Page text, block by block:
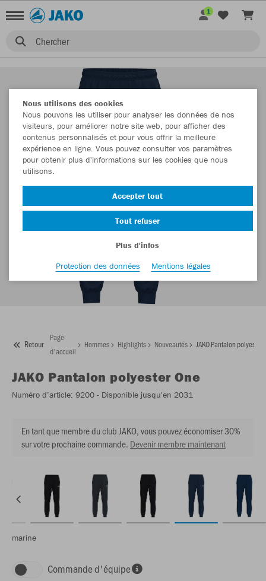
Chercher
1
Retour
Page
d'accueil
Hommes Highlights Nouveautés JAKO Pantalon polyester
JAKO Pantalon polyester One
Numéro d’article: 9200 - Disponible jusqu'en 2031
En tant que membre du club JAKO, vous pouvez économiser 30%
sur votre prochaine commande. Devenir membre maintenant
marine
Commande d'équipe
Nous utilisons des cookies
Nous pouvons les utiliser pour analyser les données de nos
visiteurs, pour améliorer notre site web, pour afficher des
contenus personnalisés et pour vous offrir la meilleure
expérience en ligne. Vous pouvez consulter vos paramètres
pour obtenir plus d'informations sur les cookies que nous
utilisons.
Accepter tout
Tout refuser
Plus d'infos
Protection des données
Mentions légales